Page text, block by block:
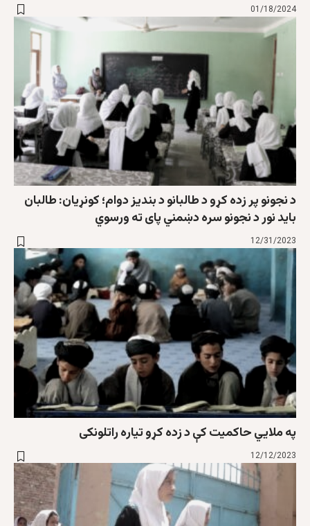
01/18/2024
د نجونو پر زده کړو د طالبانو د بندیز دوام؛ کونړیان: طالبان
باید نور د نجونو سره دښمني پای ته ورسوي
12/31/2023
په ملايي حاکميت کې د زده کړو تياره راتلونکی
12/12/2023